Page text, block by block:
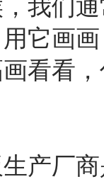
我们
它画
看看
产厂